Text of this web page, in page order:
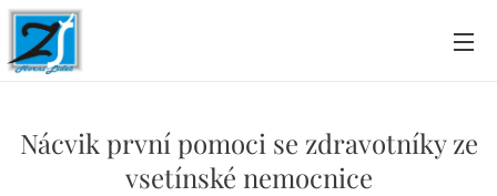
Nácvik první pomoci se zdravotníky ze
vsetínské nemocnice